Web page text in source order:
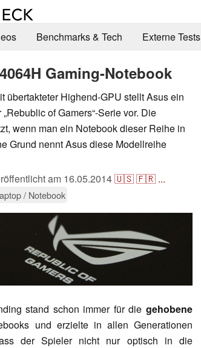
Benchmarks & Tech Externe Tests
Gaming-Notebook
übertakteter Highend-GPU stellt Asus ein
of Gamers“-Serie vor. Die
wenn man ein Notebook dieser Reihe in
Grund nennt Asus diese Modellreihe
am 16.05.2014🇺🇸🇫🇷 ...
/ Notebook
stand schon immer für die gehobene
und erzielte in allen Generationen
der Spieler nicht nur optisch in die